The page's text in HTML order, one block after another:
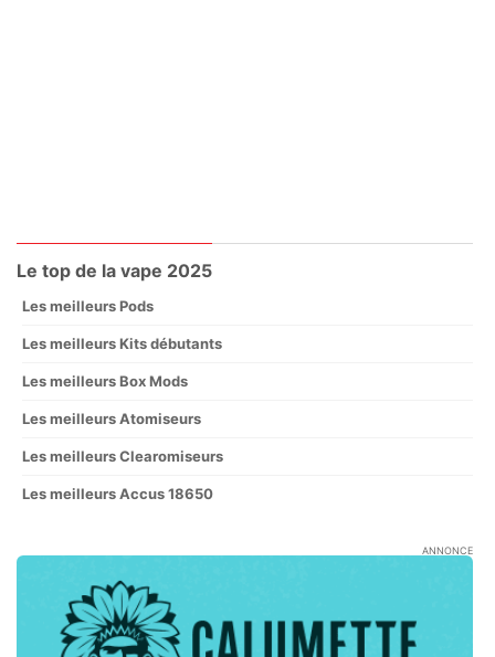
Le top de la vape 2025
Les meilleurs Pods
Les meilleurs Kits débutants
Les meilleurs Box Mods
Les meilleurs Atomiseurs
Les meilleurs Clearomiseurs
Les meilleurs Accus 18650
ANNONCE